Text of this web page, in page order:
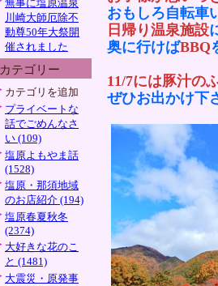
無事に塩原温泉
川崎大師厄除不
動尊50年大祭開
催されました
カテゴリー
カテゴリを追加
プライベートな
話でごめんなさ
い (109)
塩原よもやま話
(1528)
塩原・那須地域
のお店紹介 (194)
塩原春夏秋冬
(2374)
大好きな花のこ
と (1481)
大震災・原発事
おもしろ自転車
日帰り温泉施設
奥に行けばBBQ
11/7には豚汁の
ぜひお出かけ下